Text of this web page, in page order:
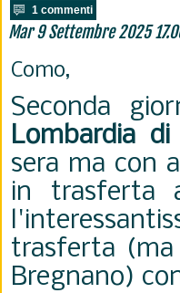
1 commenti
Mar 9 Settembre 2025
Como,
Seconda
Lombardia
sera ma con
in trasferta
trasferta
Bregnano)